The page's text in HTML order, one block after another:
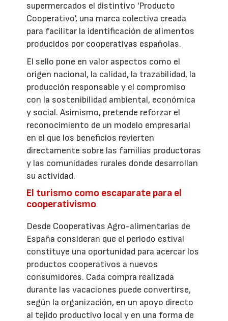
supermercados el distintivo 'Producto
Cooperativo', una marca colectiva creada
para facilitar la identificación de alimentos
producidos por cooperativas españolas.
El sello pone en valor aspectos como el
origen nacional, la calidad, la trazabilidad, la
producción responsable y el compromiso
con la sostenibilidad ambiental, económica
y social. Asimismo, pretende reforzar el
reconocimiento de un modelo empresarial
en el que los beneficios revierten
directamente sobre las familias productoras
y las comunidades rurales donde desarrollan
su actividad.
El turismo como escaparate para el
cooperativismo
Desde Cooperativas Agro-alimentarias de
España consideran que el periodo estival
constituye una oportunidad para acercar los
productos cooperativos a nuevos
consumidores. Cada compra realizada
durante las vacaciones puede convertirse,
según la organización, en un apoyo directo
al tejido productivo local y en una forma de